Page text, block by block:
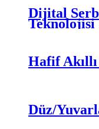
Dijital
Teknolojisi
Hafif
Düz/